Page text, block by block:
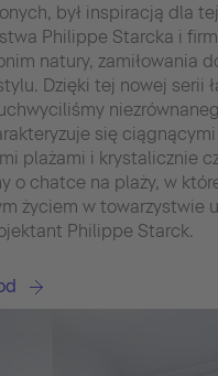
był inspiracją dla
Philippe Starcka i
natury, zamiłowania
Dzięki tej nowej serii
się
plażami i krystalicznie
o chatce na plaży, w
życiem w towarzystwie
Philippe Starck.